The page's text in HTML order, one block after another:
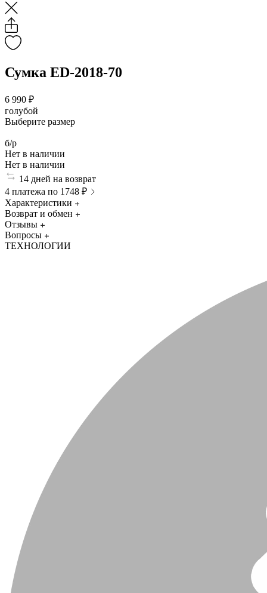
Сумка ED-2018-70
6 990 ₽
голубой
Выберите размер
б/р
Нет в наличии
Нет в наличии
14 дней на возврат
4 платежа по 1748 ₽
Характеристики
Возврат и обмен
Отзывы
Вопросы
ТЕХНОЛОГИИ